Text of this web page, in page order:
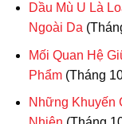
Dầu Mù U Là
Ngoài Da
Mối Quan Hệ
Phẩm (Tháng
Những Khuyến